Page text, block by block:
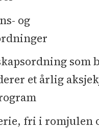
og
som
et årlig
fri i romjulen